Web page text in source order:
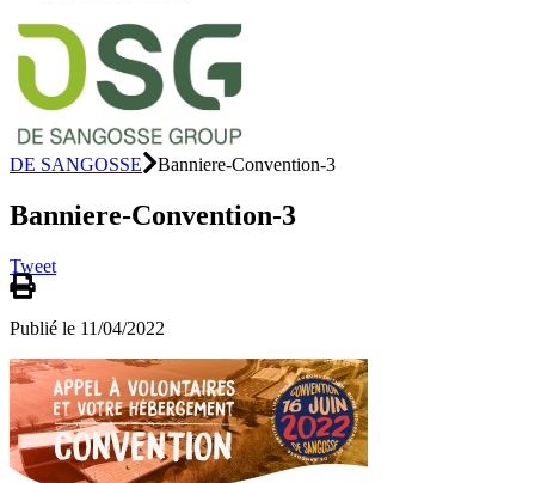
DE SANGOSSE Banniere-Convention-3
Banniere-Convention-3
Tweet
Publié le 11/04/2022